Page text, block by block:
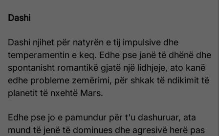
Dashi
Dashi njihet për natyrën e tij impulsive dhe
temperamentin e keq. Edhe pse janë të dhënë dhe
spontanisht romantikë gjatë një lidhjeje, ato kanë
edhe probleme zemërimi, për shkak të ndikimit të
planetit të nxehtë Mars.
Edhe pse jo e pamundur për t'u dashuruar, ata
mund të jenë të dominues dhe agresivë herë pas